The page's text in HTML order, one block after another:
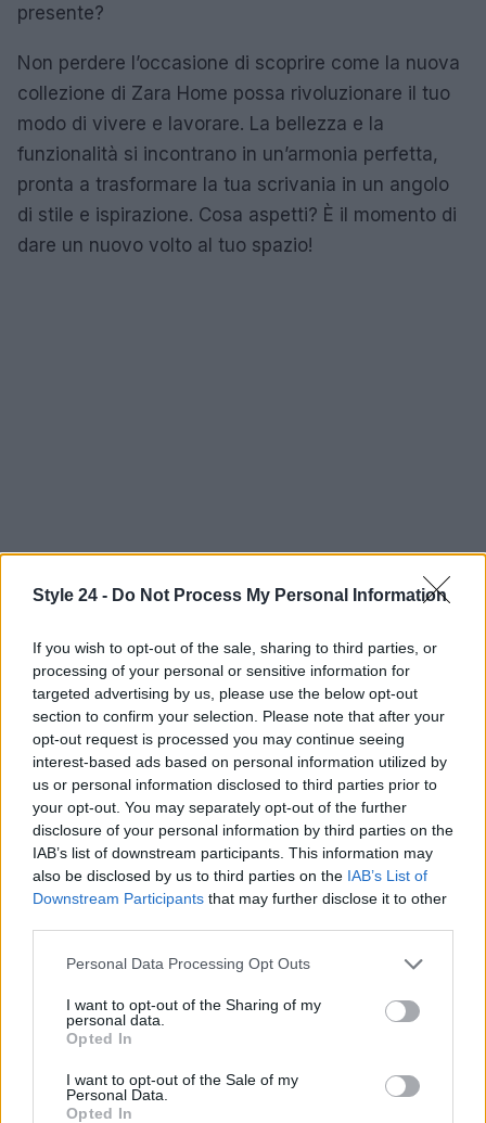
Style 24 - Do Not Process My Personal Information
If you wish to opt-out of the sale, sharing to third parties, or
processing of your personal or sensitive information for
targeted advertising by us, please use the below opt-out
section to confirm your selection. Please note that after your
opt-out request is processed you may continue seeing
interest-based ads based on personal information utilized by
us or personal information disclosed to third parties prior to
your opt-out. You may separately opt-out of the further
disclosure of your personal information by third parties on the
IAB’s list of downstream participants. This information may
also be disclosed by us to third parties on the IAB’s List of
Downstream Participants that may further disclose it to other
Please note that this website/app uses one or more Google
not limited to your visit or usage behaviour. You may click to
grant or deny consent to Google and its third-party tags to
use your data for below specified purposes in below Google
consent section.
Personal Data Processing Opt Outs
I want to opt-out of the Sharing of my
personal data.
Opted In
I want to opt-out of the Sale of my
Personal Data.
Opted In
presente?
Non perdere l’occasione di scoprire come la nuova
collezione di Zara Home possa rivoluzionare il tuo
modo di vivere e lavorare. La bellezza e la
funzionalità si incontrano in un’armonia perfetta,
pronta a trasformare la tua scrivania in un angolo
di stile e ispirazione. Cosa aspetti? È il momento di
dare un nuovo volto al tuo spazio!
AUTORE
Staff